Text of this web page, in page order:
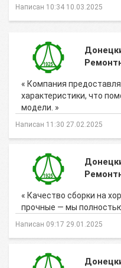
Написан 10:34 10.03.2025
« Компания
характеристики, что
модели. »
Написан 11:30 27.02.2025
« Качество сборки на
прочные — мы
Написан 09:17 29.01.2025